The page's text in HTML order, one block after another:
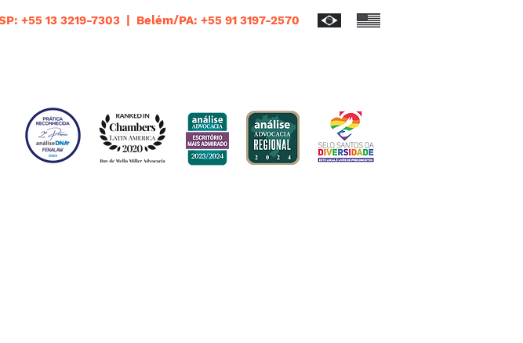
+55 13 3219-7303 | Belém/PA: +55 91 3197-2570